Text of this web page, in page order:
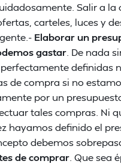
Salir a la
carteles, luces y
Elaborar un
gastar . De nada
definidas
de compra si no
por un
tales compras. Ni
hayamos definido el
debemos
de comprar . Que sea